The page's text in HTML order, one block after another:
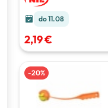
do 11.08
2,19 €
-20%